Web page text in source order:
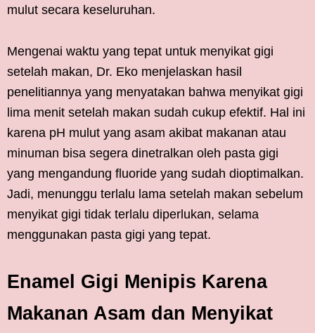
mulut secara keseluruhan.
Mengenai waktu yang tepat untuk menyikat gigi
setelah makan, Dr. Eko menjelaskan hasil
penelitiannya yang menyatakan bahwa menyikat gigi
lima menit setelah makan sudah cukup efektif. Hal ini
karena pH mulut yang asam akibat makanan atau
minuman bisa segera dinetralkan oleh pasta gigi
yang mengandung fluoride yang sudah dioptimalkan.
Jadi, menunggu terlalu lama setelah makan sebelum
menyikat gigi tidak terlalu diperlukan, selama
menggunakan pasta gigi yang tepat.
Enamel Gigi Menipis Karena
Makanan Asam dan Menyikat